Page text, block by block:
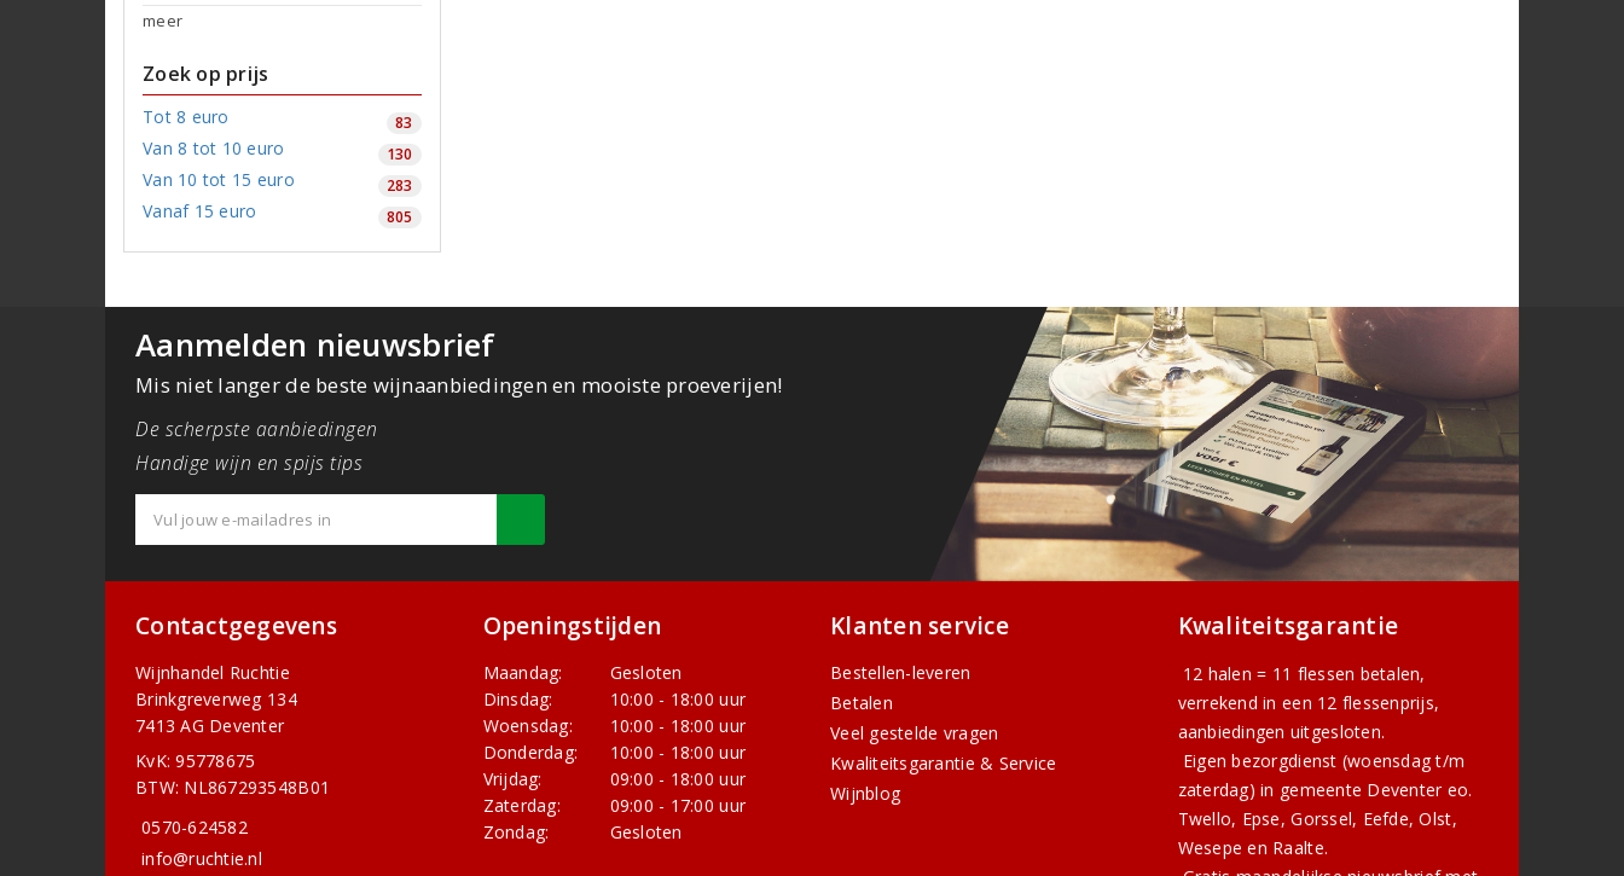
meer
Zoek op prijs
Tot 8 euro 83
Van 8 tot 10 euro 130
Van 10 tot 15 euro 283
Vanaf 15 euro 805
Aanmelden nieuwsbrief
Mis niet langer de beste wijnaanbiedingen en mooiste proeverijen!
De scherpste aanbiedingen
Handige wijn en spijs tips
Contactgegevens
Wijnhandel Ruchtie
Brinkgreverweg 134
7413 AG Deventer
KvK: 95778675
BTW: NL867293548B01
0570-624582
info@ruchtie.nl
Openingstijden
Maandag:
Gesloten
Dinsdag:
10:00 - 18:00 uur
Woensdag:
10:00 - 18:00 uur
Donderdag:
10:00 - 18:00 uur
Vrijdag:
09:00 - 18:00 uur
Zaterdag:
09:00 - 17:00 uur
Zondag:
Gesloten
Klanten service
Bestellen-leveren
Betalen
Veel gestelde vragen
Kwaliteitsgarantie & Service
Wijnblog
Kwaliteitsgarantie
12 halen = 11 flessen betalen,
verrekend in een 12 flessenprijs,
aanbiedingen uitgesloten.
Eigen bezorgdienst (woensdag t/m
zaterdag) in gemeente Deventer eo.
Twello, Epse, Gorssel, Eefde, Olst,
Wesepe en Raalte.